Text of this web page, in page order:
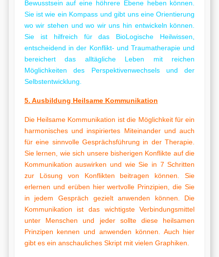
Bewusstsein auf eine höhrere Ebene heben können.
Sie ist wie ein Kompass und gibt uns eine Orientierung
wo wir stehen und wo wir uns hin entwickeln können.
Sie ist hilfreich für das BioLogische Heilwissen,
entscheidend in der Konflikt- und Traumatherapie und
bereichert das alltägliche Leben mit reichen
Möglichkeiten des Perspektivenwechsels und der
Selbstentwicklung.
5. Ausbildung Heilsame Kommunikation
Die Heilsame Kommunikation ist die Möglichkeit für ein
harmonisches und inspiriertes Miteinander und auch
für eine sinnvolle Gesprächsführung in der Therapie.
Sie lernen, wie sich unsere bisherigen Konflikte auf die
Kommunikation auswirken und wie Sie in 7 Schritten
zur Lösung von Konflikten beitragen können. Sie
erlernen und erüben hier wertvolle Prinzipien, die Sie
in jedem Gespräch gezielt anwenden können. Die
Kommunikation ist das wichtigste Verbindungsmittel
unter Menschen und jeder sollte diese heilsamen
Prinzipen kennen und anwenden können. Auch hier
gibt es ein anschauliches Skript mit vielen Graphiken.